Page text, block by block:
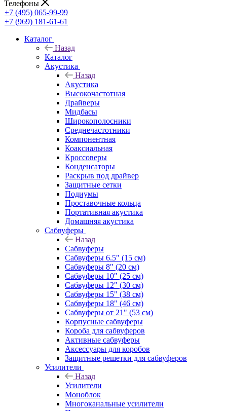
Телефоны
+7 (495) 065-99-99
+7 (969) 181-61-61
Каталог
Назад
Каталог
Акустика
Назад
Акустика
Высокочастотная
Драйверы
Мидбасы
Широкополосники
Среднечастотники
Компонентная
Коаксиальная
Кроссоверы
Конденсаторы
Раскрыв под драйвер
Защитные сетки
Подиумы
Проставочные кольца
Портативная акустика
Домашняя акустика
Сабвуферы
Назад
Сабвуферы
Сабвуферы 6.5" (15 см)
Сабвуферы 8" (20 см)
Сабвуферы 10" (25 см)
Сабвуферы 12" (30 см)
Сабвуферы 15" (38 см)
Сабвуферы 18" (46 см)
Сабвуферы от 21" (53 см)
Корпусные сабвуферы
Короба для сабвуферов
Активные сабвуферы
Аксессуары для коробов
Защитные решетки для сабвуферов
Усилители
Назад
Усилители
Моноблок
Многоканальные усилители